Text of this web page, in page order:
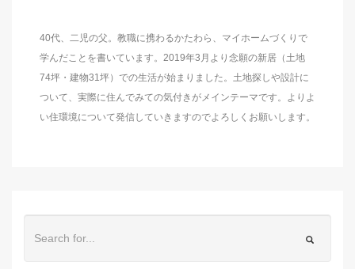
40代、二児の父。教職に携わるかたわら、マイホームづくりで
学んだことを書いています。2019年3月より念願の新居（土地
74坪・建物31坪）での生活が始まりました。土地探しや設計に
ついて、実際に住んでみての気付きがメインテーマです。よりよ
い住環境について発信していきますのでよろしくお願いします。